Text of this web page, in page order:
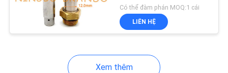
Lọc chỉnh bôi trơn
Có thể đàm phán MOQ:1 cái
LIÊN HỆ
Xem thêm